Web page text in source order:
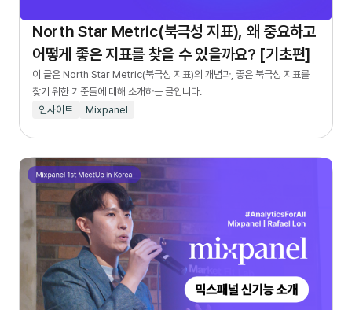
North Star Metric(북극성 지표), 왜 중요하고
어떻게 좋은 지표를 찾을 수 있을까요? [기초편]
이 글은 North Star Metric(북극성 지표)의 개념과, 좋은 북극성 지표를
찾기 위한 기준들에 대해 소개하는 글입니다.
인사이트
Mixpanel